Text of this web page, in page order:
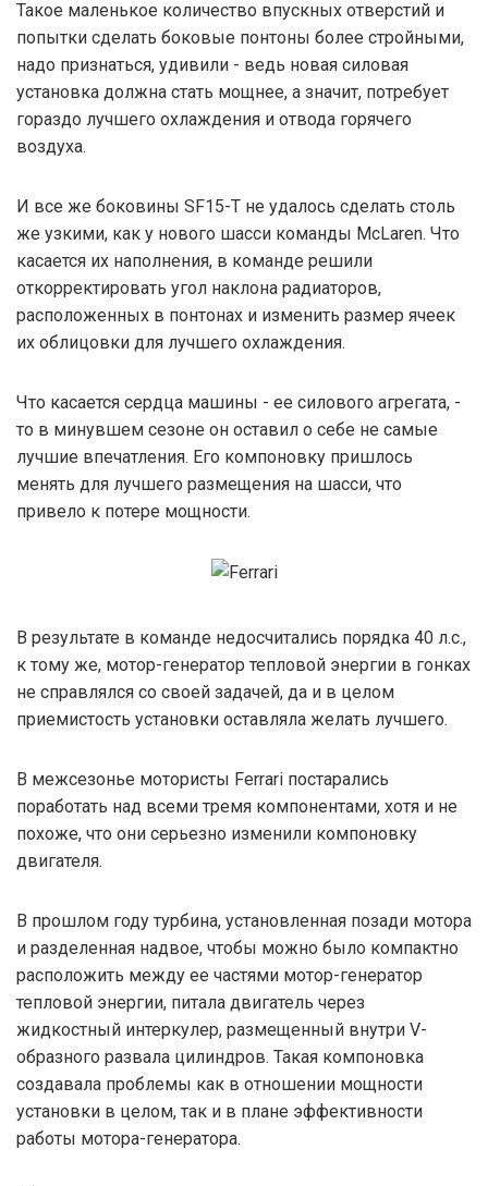
Такое маленькое количество впускных отверстий и
попытки сделать боковые понтоны более стройными,
надо признаться, удивили - ведь новая силовая
установка должна стать мощнее, а значит, потребует
гораздо лучшего охлаждения и отвода горячего
воздуха.
И все же боковины SF15-T не удалось сделать столь
же узкими, как у нового шасси команды McLaren. Что
касается их наполнения, в команде решили
откорректировать угол наклона радиаторов,
расположенных в понтонах и изменить размер ячеек
их облицовки для лучшего охлаждения.
Что касается сердца машины - ее силового агрегата, -
то в минувшем сезоне он оставил о себе не самые
лучшие впечатления. Его компоновку пришлось
менять для лучшего размещения на шасси, что
привело к потере мощности.
В результате в команде недосчитались порядка 40 л.с.,
к тому же, мотор-генератор тепловой энергии в гонках
не справлялся со своей задачей, да и в целом
приемистость установки оставляла желать лучшего.
В межсезонье мотористы Ferrari постарались
поработать над всеми тремя компонентами, хотя и не
похоже, что они серьезно изменили компоновку
двигателя.
В прошлом году турбина, установленная позади мотора
и разделенная надвое, чтобы можно было компактно
расположить между ее частями мотор-генератор
тепловой энергии, питала двигатель через
жидкостный интеркулер, размещенный внутри V-
образного развала цилиндров. Такая компоновка
создавала проблемы как в отношении мощности
установки в целом, так и в плане эффективности
работы мотора-генератора.